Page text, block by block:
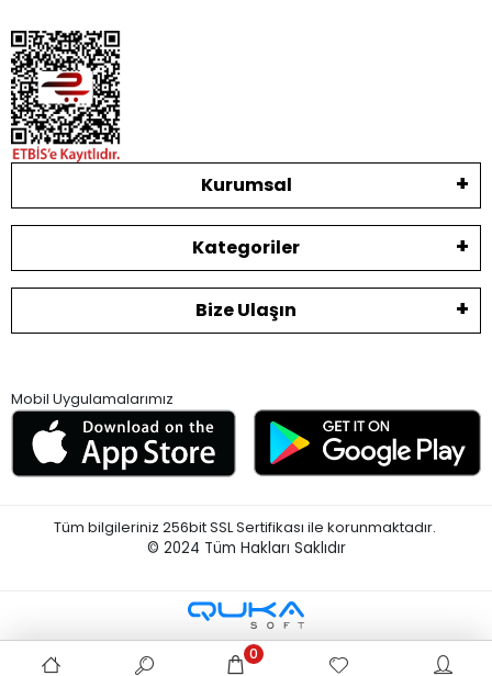
Kurumsal
Kategoriler
Bize Ulaşın
Mobil Uygulamalarımız
Tüm bilgileriniz 256bit SSL Sertifikası ile korunmaktadır.
© 2024 Tüm Hakları Saklıdır
0